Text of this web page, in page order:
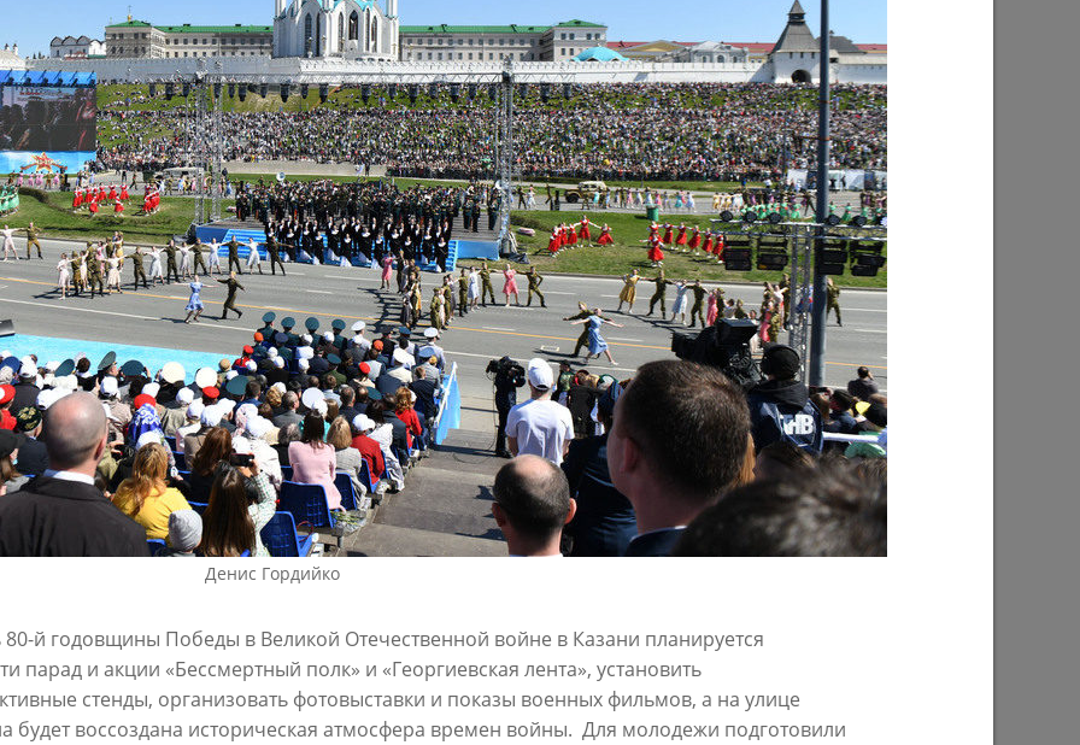
«Мы начали
инфраструктуру
для многодетных семей»
В Казани выбрали лучшего
общественного воспитателя 2026 года
03/08/2026
Ильсур Метшин: «Надеюсь, парковый
вандализм скоро уйдет в прошлое»
03/08/2026
волне» в Казани выступят
Николай Расторгуев,
Филипп Киркоров
И.Метшин: «В Салават Купере
строится один из самых больших
инклюзивных центров «Доброй
Казани»»
30/07/2026
Ильсур Метшин о строительстве
Центра спорта «Физра»: «Сюда
хочется прийти после работы и
заняться спортом»
Денис Гордийко
80-й годовщины Победы в Великой Отечественной войне в Казани планируется
парад и акции «Бессмертный полк» и «Георгиевская лента», установить
стенды, организовать фотовыставки и показы военных фильмов, а на улице
будет воссоздана историческая атмосфера времен войны. Для молодежи подготовили